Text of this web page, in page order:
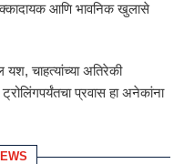
आणि भावनिक खुलासे
यश, चाहत्यांच्या अतिरेकी
प्रवास हा अनेकांना